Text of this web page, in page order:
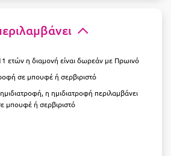
ετών η διαμονή είναι δωρεάν με Πρωινό
σε μπουφέ ή σερβιριστό
η ημιδιατροφή περιλαμβάνει
μπουφέ ή σερβιριστό